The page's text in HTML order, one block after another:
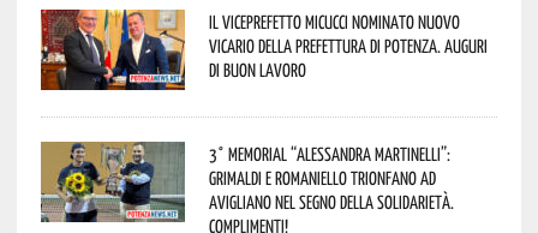
Il Viceprefetto Micucci nominato nuovo
Vicario della Prefettura di Potenza. Auguri
di buon lavoro
3° Memorial “Alessandra Martinelli”:
Grimaldi e Romaniello trionfano ad
Avigliano nel segno della solidarietà.
Complimenti!